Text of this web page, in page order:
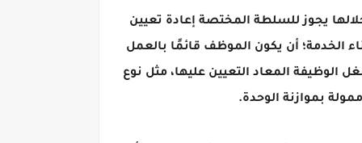
القانون ولائحته التنفيذية لإعادة تعيين الموظف المعين قبل عام 2016، ومن خلالها يجوز للسلطة المختصة إعادة تعيين
في فبراير 2016 والحاصل على مؤهل أعلى أثناء الخدمة؛ أن يكون الموظف قائمًا بالعمل
الوظيفة المعاد التعيين عليها، مثل نوع
بموازنة الوحدة.